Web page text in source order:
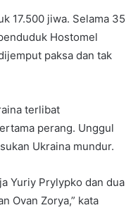
17.500 jiwa. Selama 35
Hostomel
paksa dan tak
terlibat
perang. Unggul
Ukraina mundur.
Yuriy Prylypko dan dua
Ovan Zorya,” kata